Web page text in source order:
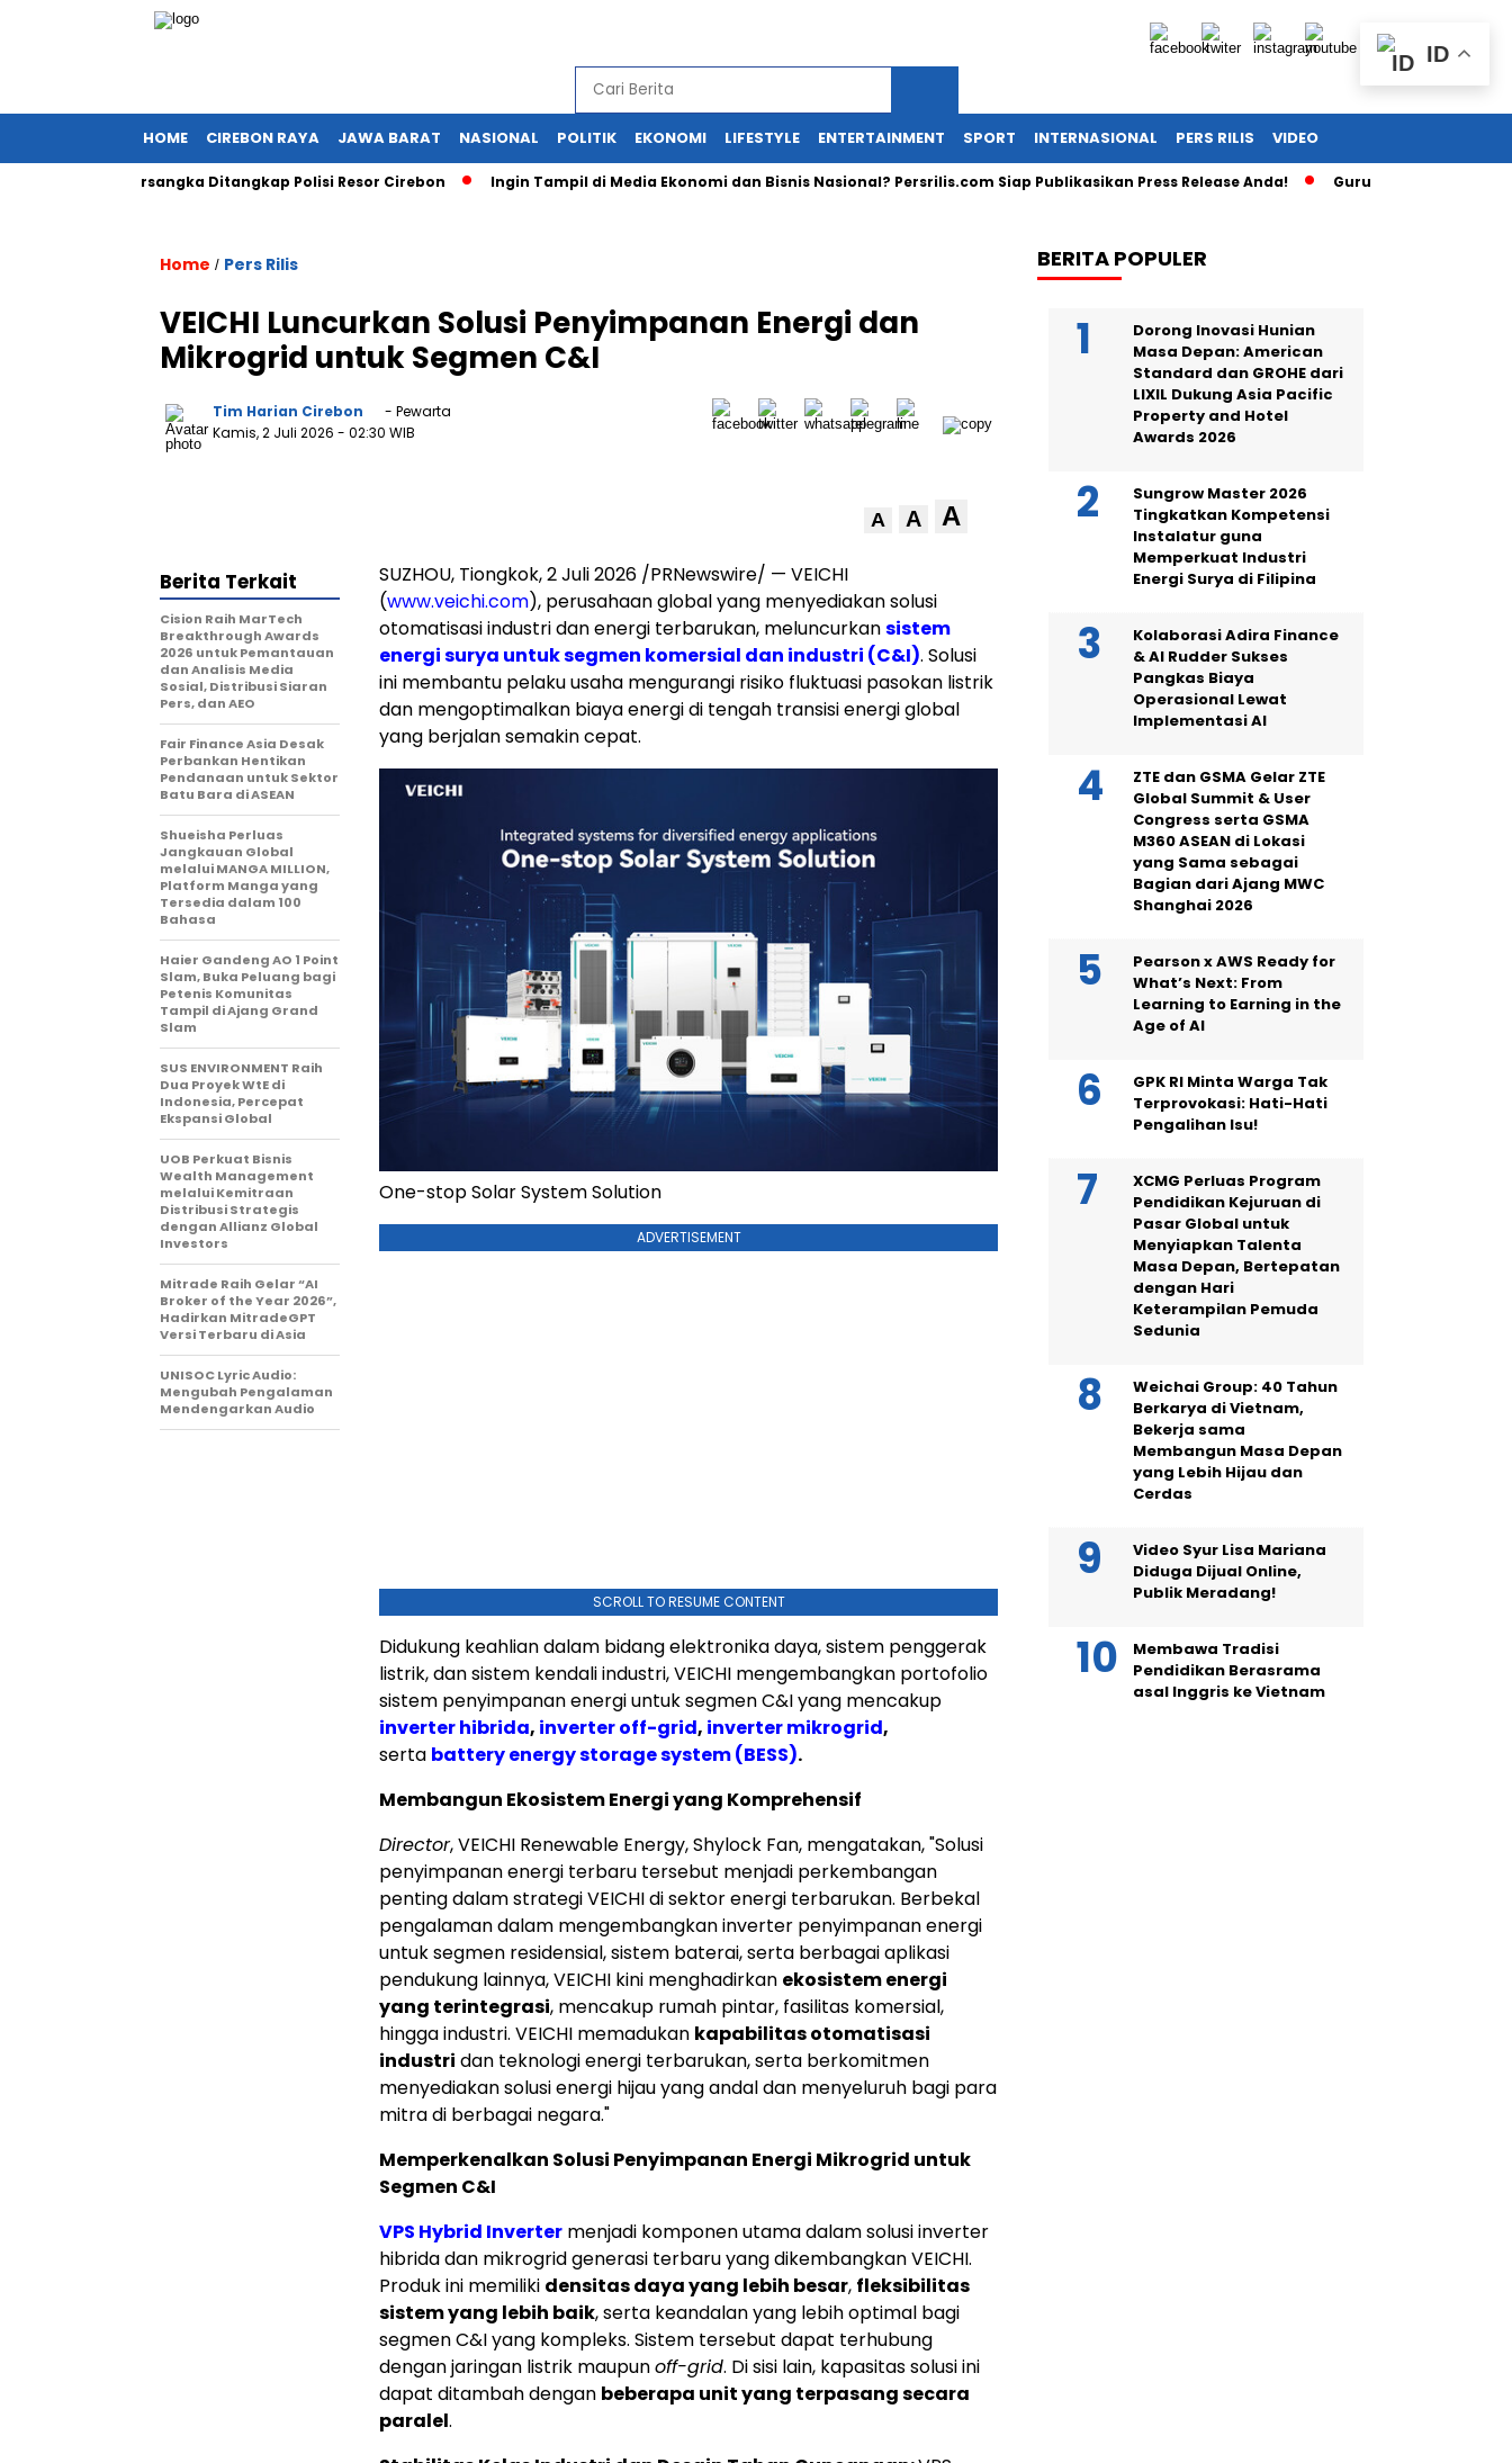
HOME CIREBON RAYA JAWA BARAT NASIONAL POLITIK EKONOMI LIFESTYLE ENTERTAINMENT SPORT INTERNASIONAL PERS RILIS VIDEO
Dua Tersangka Ditangkap Polisi Resor Cirebon Ingin Tampil di Media Ekonomi dan Bisnis Nasional? Persrilis.com Siap Publikasikan Press Release Anda! Guru SD di Cirebon Diculik
Home / Pers Rilis
VEICHI Luncurkan Solusi Penyimpanan Energi dan
Mikrogrid untuk Segmen C&I
Tim Harian Cirebon
- Pewarta
Kamis, 2 Juli 2026 - 02:30 WIB
A A A
SUZHOU, Tiongkok, 2 Juli 2026 /PRNewswire/ — VEICHI
(www.veichi.com), perusahaan global yang menyediakan solusi
otomatisasi industri dan energi terbarukan, meluncurkansistem
energi surya untuk segmen komersial dan industri (C&I). Solusi
ini membantu pelaku usaha mengurangi risiko fluktuasi pasokan listrik
dan mengoptimalkan biaya energi di tengah transisi energi global
yang berjalan semakin cepat.
One-stop Solar System Solution
ADVERTISEMENT
SCROLL TO RESUME CONTENT
Didukung keahlian dalam bidang elektronika daya, sistem penggerak
listrik, dan sistem kendali industri, VEICHI mengembangkan portofolio
sistem penyimpanan energi untuk segmen C&I yang mencakup
inverter hibrida, inverter off-grid, inverter mikrogrid,
serta battery energy storage system (BESS).
Membangun Ekosistem Energi yang Komprehensif
Director, VEICHI Renewable Energy, Shylock Fan, mengatakan, "Solusi
penyimpanan energi terbaru tersebut menjadi perkembangan
penting dalam strategi VEICHI di sektor energi terbarukan. Berbekal
pengalaman dalam mengembangkan inverter penyimpanan energi
untuk segmen residensial, sistem baterai, serta berbagai aplikasi
pendukung lainnya, VEICHI kini menghadirkan ekosistem energi
yang terintegrasi, mencakup rumah pintar, fasilitas komersial,
hingga industri. VEICHI memadukan kapabilitas otomatisasi
industri dan teknologi energi terbarukan, serta berkomitmen
menyediakan solusi energi hijau yang andal dan menyeluruh bagi para
mitra di berbagai negara."
Memperkenalkan Solusi Penyimpanan Energi Mikrogrid untuk
Segmen C&I
VPS Hybrid Inverter menjadi komponen utama dalam solusi inverter
hibrida dan mikrogrid generasi terbaru yang dikembangkan VEICHI.
Produk ini memiliki densitas daya yang lebih besar, fleksibilitas
sistem yang lebih baik, serta keandalan yang lebih optimal bagi
segmen C&I yang kompleks. Sistem tersebut dapat terhubung
dengan jaringan listrik maupunoff-grid. Di sisi lain, kapasitas solusi ini
dapat ditambah dengan beberapa unit yang terpasang secara
paralel.
Berita Terkait
Cision Raih MarTech
Breakthrough Awards
2026 untuk Pemantauan
dan Analisis Media
Sosial, Distribusi Siaran
Pers, dan AEO
Fair Finance Asia Desak
Perbankan Hentikan
Pendanaan untuk Sektor
Batu Bara di ASEAN
Shueisha Perluas
Jangkauan Global
melalui MANGA MILLION,
Platform Manga yang
Tersedia dalam 100
Bahasa
Haier Gandeng AO 1 Point
Slam, Buka Peluang bagi
Petenis Komunitas
Tampil di Ajang Grand
Slam
SUS ENVIRONMENT Raih
Dua Proyek WtE di
Indonesia, Percepat
Ekspansi Global
UOB Perkuat Bisnis
Wealth Management
melalui Kemitraan
Distribusi Strategis
dengan Allianz Global
Investors
Mitrade Raih Gelar “AI
Broker of the Year 2026”,
Hadirkan MitradeGPT
Versi Terbaru di Asia
UNISOC Lyric Audio:
Mengubah Pengalaman
Mendengarkan Audio
BERITA POPULER
Dorong Inovasi Hunian
Masa Depan: American
Standard dan GROHE dari
LIXIL Dukung Asia Pacific
Property and Hotel
Awards 2026
Sungrow Master 2026
Tingkatkan Kompetensi
Instalatur guna
Memperkuat Industri
Energi Surya di Filipina
Kolaborasi Adira Finance
& AI Rudder Sukses
Pangkas Biaya
Operasional Lewat
Implementasi AI
ZTE dan GSMA Gelar ZTE
Global Summit & User
Congress serta GSMA
M360 ASEAN di Lokasi
yang Sama sebagai
Bagian dari Ajang MWC
Shanghai 2026
Pearson x AWS Ready for
What’s Next: From
Learning to Earning in the
Age of AI
GPK RI Minta Warga Tak
Terprovokasi: Hati-Hati
Pengalihan Isu!
XCMG Perluas Program
Pendidikan Kejuruan di
Pasar Global untuk
Menyiapkan Talenta
Masa Depan, Bertepatan
dengan Hari
Keterampilan Pemuda
Sedunia
Weichai Group: 40 Tahun
Berkarya di Vietnam,
Bekerja sama
Membangun Masa Depan
yang Lebih Hijau dan
Cerdas
Video Syur Lisa Mariana
Diduga Dijual Online,
Publik Meradang!
Membawa Tradisi
Pendidikan Berasrama
asal Inggris ke Vietnam
ID